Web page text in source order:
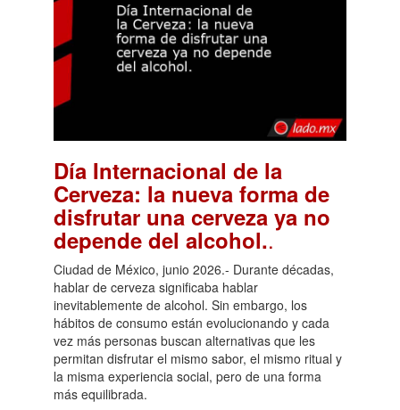
Día Internacional de la
Cerveza: la nueva forma de
disfrutar una cerveza ya no
depende del alcohol..
Ciudad de México, junio 2026.- Durante décadas,
hablar de cerveza significaba hablar
inevitablemente de alcohol. Sin embargo, los
hábitos de consumo están evolucionando y cada
vez más personas buscan alternativas que les
permitan disfrutar el mismo sabor, el mismo ritual y
la misma experiencia social, pero de una forma
más equilibrada.